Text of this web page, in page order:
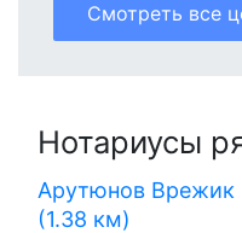
Смотреть все
Нотариусы
Арутюнов Врежик
(1.38 км)